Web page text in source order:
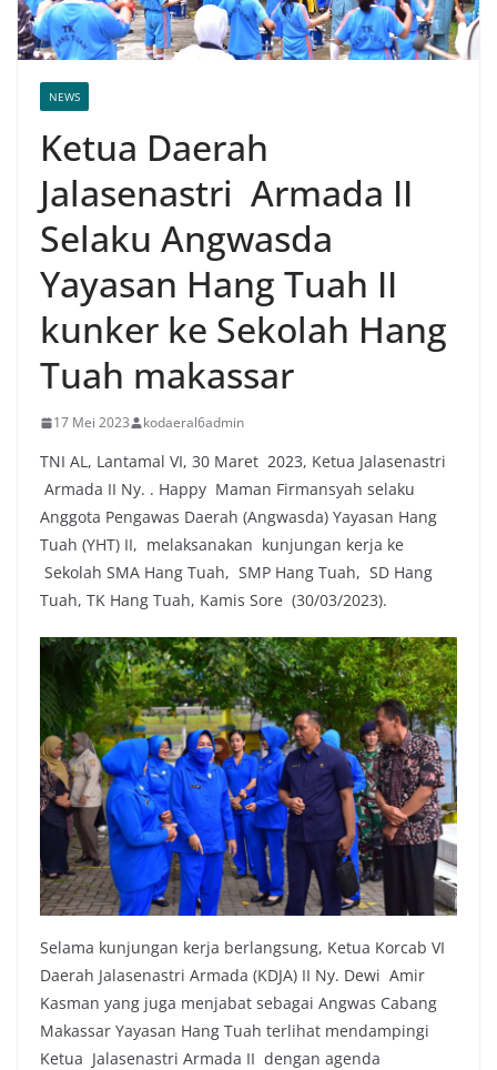
NEWS
Ketua Daerah
Jalasenastri Armada II
Selaku Angwasda
Yayasan Hang Tuah II
kunker ke Sekolah Hang
Tuah makassar
17 Mei 2023 kodaeral6admin
TNI AL, Lantamal VI, 30 Maret 2023, Ketua Jalasenastri
Armada II Ny. . Happy Maman Firmansyah selaku
Anggota Pengawas Daerah (Angwasda) Yayasan Hang
Tuah (YHT) II, melaksanakan kunjungan kerja ke
Sekolah SMA Hang Tuah, SMP Hang Tuah, SD Hang
Tuah, TK Hang Tuah, Kamis Sore (30/03/2023).
Selama kunjungan kerja berlangsung, Ketua Korcab VI
Daerah Jalasenastri Armada (KDJA) II Ny. Dewi Amir
Kasman yang juga menjabat sebagai Angwas Cabang
Makassar Yayasan Hang Tuah terlihat mendampingi
Ketua Jalasenastri Armada II dengan agenda